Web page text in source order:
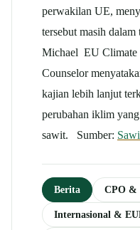
perwakilan UE,
tersebut masih
Michael EU Climate
Counselor
kajian lebih lanjut
perubahan iklim
sawit. Sumber:
Berita CPO &
Internasional &